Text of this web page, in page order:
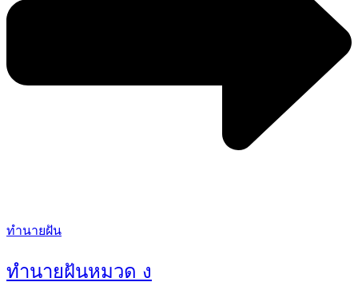
Categories
ทำนายฝัน
ทำนายฝันหมวด ง